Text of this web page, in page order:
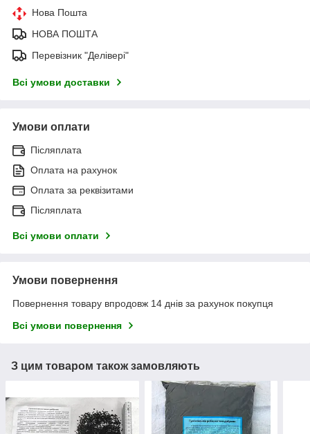
Нова Пошта
НОВА ПОШТА
Перевізник "Делівері"
Всі умови доставки
Умови оплати
Післяплата
Оплата на рахунок
Оплата за реквізитами
Післяплата
Всі умови оплати
Умови повернення
Повернення товару впродовж 14 днів за рахунок покупця
Всі умови повернення
З цим товаром також замовляють